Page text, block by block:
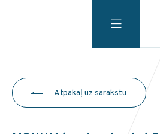
Atpakaļ uz sarakstu